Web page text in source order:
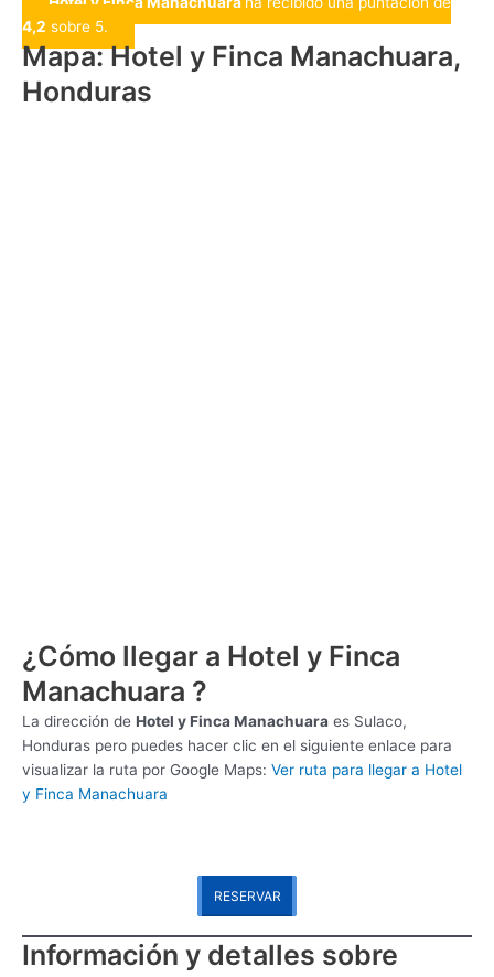
4,2 sobre 5.
Mapa: Hotel y Finca Manachuara,
Honduras
¿Cómo llegar a Hotel y Finca
Manachuara ?
La dirección de Hotel y Finca Manachuara es Sulaco,
Honduras pero puedes hacer clic en el siguiente enlace para
visualizar la ruta por Google Maps: Ver ruta para llegar a Hotel
y Finca Manachuara
RESERVAR
Información y detalles sobre